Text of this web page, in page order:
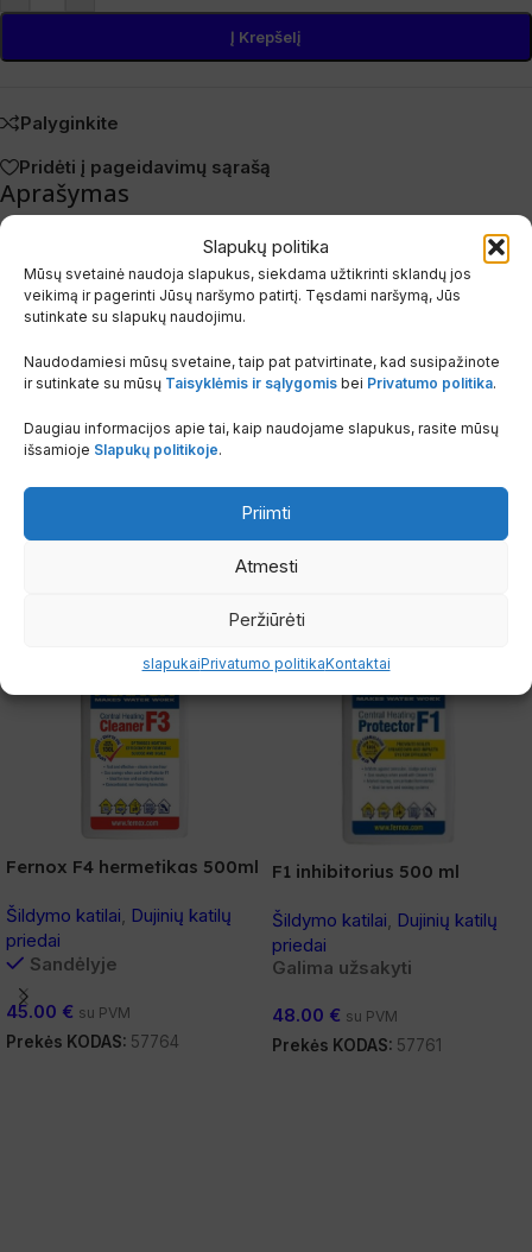
Slapukų politika
Mūsų svetainė naudoja slapukus, siekdama užtikrinti sklandų jos
veikimą ir pagerinti Jūsų naršymo patirtį. Tęsdami naršymą, Jūs
sutinkate su slapukų naudojimu.
Naudodamiesi mūsų svetaine, taip pat patvirtinate, kad susipažinote
ir sutinkate su mūsų Taisyklėmis ir sąlygomis bei Privatumo politika.
Daugiau informacijos apie tai, kaip naudojame slapukus, rasite mūsų
išsamioje Slapukų politikoje.
Priimti
Atmesti
Peržiūrėti
slapukaiPrivatumo politikaKontaktai
Į Krepšelį
Palyginkite
Pridėti į pageidavimų sąrašą
Aprašymas
Suskystintųjų dujų (LPG) komplektasVenturi
Radiant
R1KirR2K24 kW galios katilams. Užtikrina katilo pritaikymą
darbui su LPG dujomis.
Papildoma informacija
SVORIS 0.077 kg
Fernox F4 hermetikas 500ml
Šildymo katilai Dujinių katilų
priedai
Sandėlyje
45.00 € su PVM
Prekės KODAS: 57764
F1 inhibitorius 500 ml
Šildymo katilai Dujinių katilų
priedai
Galima užsakyti
48.00 € su PVM
Prekės KODAS: 57761